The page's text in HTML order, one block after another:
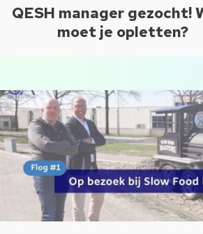
QESH manager gezocht!
moet je opletten?